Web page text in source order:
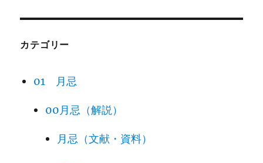
カテゴリー
01 月忌
00月忌（解説）
月忌（文献・資料）